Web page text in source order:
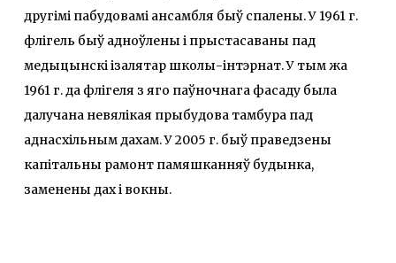
другімі пабудовамі ансамбля быў спалены. У 1961 г.
флігель быў адноўлены і прыстасаваны пад
медыцынскі ізалятар школы-інтэрнат. У тым жа
1961 г. да флігеля з яго паўночнага фасаду была
далучана невялікая прыбудова тамбура пад
аднасхільным дахам. У 2005 г. быў праведзены
капітальны рамонт памяшканняў будынка,
заменены дах і вокны.